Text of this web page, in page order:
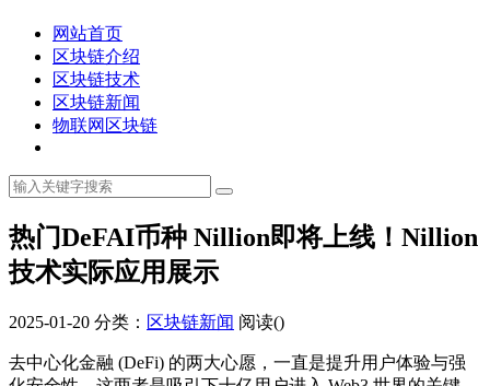
网站首页
区块链介绍
区块链技术
区块链新闻
物联网区块链
热门DeFAI币种 Nillion即将上线！Nillion
技术实际应用展示
2025-01-20 分类： 区块链新闻 阅读()
去中心化金融 (DeFi) 的两大心愿，一直是提升用户体验与强